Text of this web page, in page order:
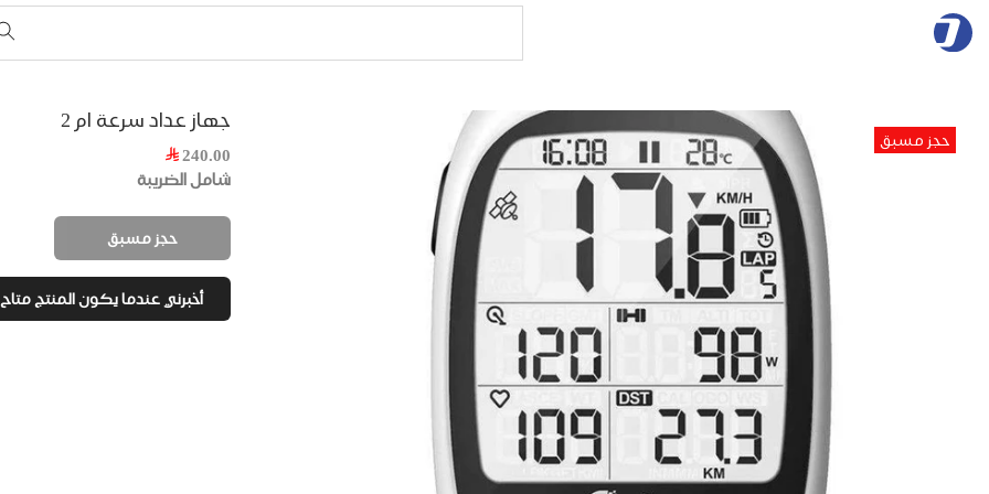
حجز مسبق
جهاز عداد سرعة ام 2
240.00
شامل الضريبة
حجز مسبق
أخبرني عندما يكون المنتج متاح